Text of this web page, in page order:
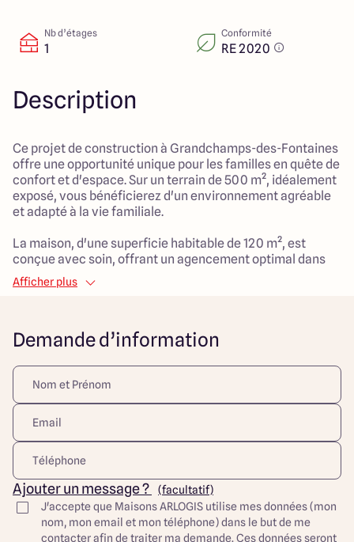
Nb d’étages
1
Conformité
RE 2020
Description
Ce projet de construction à Grandchamps-des-Fontaines
offre une opportunité unique pour les familles en quête de
confort et d'espace. Sur un terrain de 500 m², idéalement
exposé, vous bénéficierez d'un environnement agréable
et adapté à la vie familiale.
La maison, d'une superficie habitable de 120 m², est
conçue avec soin, offrant un agencement optimal dans
ses 6 pièces, dont 4 chambres spacieuses. Le vaste salon
de 55 m² sera le cœur de vos moments en famille, propice
Ce projet de maison traditionnelle, conçue avec des
votre famille tout en vous offrant un espace extérieur
agréable pour des moments de convivialité.
Découvrez toutes nos offres et réalisations ARLOGIS sur
notre site Internet. Visuel d'illustration. Le modèle est
totalement adaptable à vos envies et besoins et
personnalisable grâce à de nombreuses options de
finition. Nous consulter pour plus d’informations. Le prix
affiché comprend le coût du terrain et de la construction
hors frais de notaire et taxes. Les annonces de terrains
constructibles sont sélectionnées auprès de nos
Afficher plus
Demande d’information
Ajouter un message ?
(facultatif)
J'accepte que Maisons ARLOGIS utilise mes données (mon
nom, mon email et mon téléphone) dans le but de me
contacter afin de traiter ma demande. Ces données seront